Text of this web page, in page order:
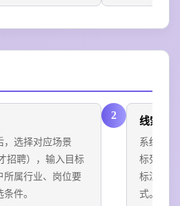
，选择对应场景
招聘），输入目标
所属行业、岗位要
件。
2 线索挖
系统自
标列表
标注每
式。